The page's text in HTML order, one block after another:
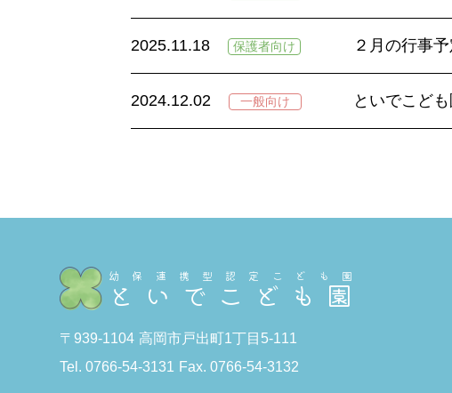
2025.11.18 保護者向け ２月の行事
2024.12.02 一般向け といでこど
幼保連携型認定こども園
といでこども園
〒939-1104 高岡市戸出町1丁目5-111
Tel. 0766-54-3131 Fax. 0766-54-3132